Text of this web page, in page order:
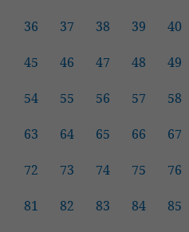
36 37 38 39 40
45 46 47 48 49
54 55 56 57 58
63 64 65 66 67
72 73 74 75 76
81 82 83 84 85